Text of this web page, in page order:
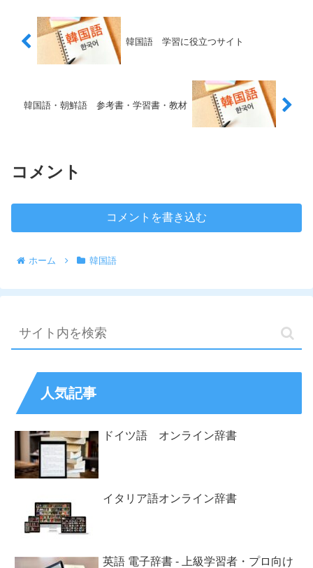
韓国語 学習に役立つサイト
韓国語・朝鮮語 参考書・学習書・教材
コメント
コメントを書き込む
ホーム 韓国語
人気記事
ドイツ語 オンライン辞書
イタリア語オンライン辞書
英語 電子辞書 - 上級学習者・プロ向け